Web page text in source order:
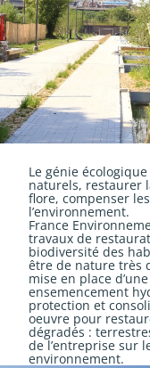
Le génie
naturels, restaurer
flore, compenser
l’environnement.
France
travaux de
biodiversité des
être de nature très
mise en place
ensemencement
protection et
oeuvre pour
dégradés :
de l’entreprise sur
environnement.